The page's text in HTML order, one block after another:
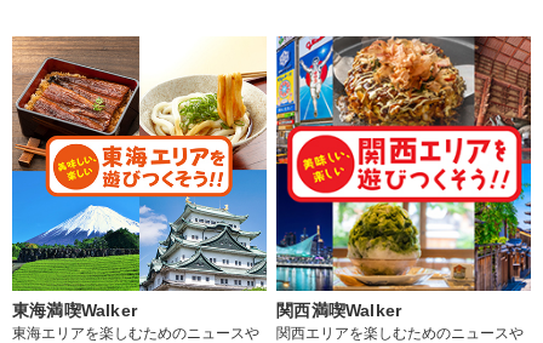
東海満喫Walker
東海エリアを楽しむためのニュースや
関西満喫Walker
関西エリアを楽しむためのニュースや